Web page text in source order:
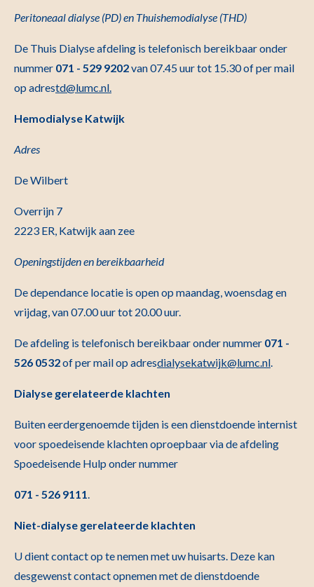
Peritoneaal dialyse (PD)en Thuishemodialyse (THD)
De Thuis Dialyse afdeling is telefonisch bereikbaar onder
nummer 071 - 529 9202van 07.45 uur tot 15.30 of per mail
op adrestd@lumc.nl
Hemodialyse Katwijk
Adres
De Wilbert
Overrijn 7
2223 ER, Katwijk aan zee
Openingstijden en bereikbaarheid
De dependance locatie is open op maandag, woensdag en
vrijdag, van 07.00 uur tot 20.00 uur.
De afdeling is telefonisch bereikbaar onder nummer 071 -
526 0532of per mail op adresdialysekatwijk@lumc.nl
Dialyse gerelateerde klachten
Buiten eerdergenoemde tijden is een dienstdoende internist
voor spoedeisende klachten oproepbaar via de afdeling
Spoedeisende Hulp onder nummer
071 - 526 9111
Niet-dialyse gerelateerde klachten
U dient contact op te nemen met uw huisarts. Deze kan
desgewenst contact opnemen met de dienstdoende